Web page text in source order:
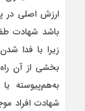
ارزش اصلی در
باشد شهادت
زیرا با فدا
بخشی از آن
به‌هم‌پیوسته
شهادت افراد